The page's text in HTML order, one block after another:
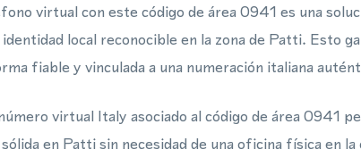
virtual con este código de área 0941 es una
local reconocible en la zona de Patti. Esto
fiable y vinculada a una numeración italiana
virtual Italy asociado al código de área 0941
en Patti sin necesidad de una oficina física en